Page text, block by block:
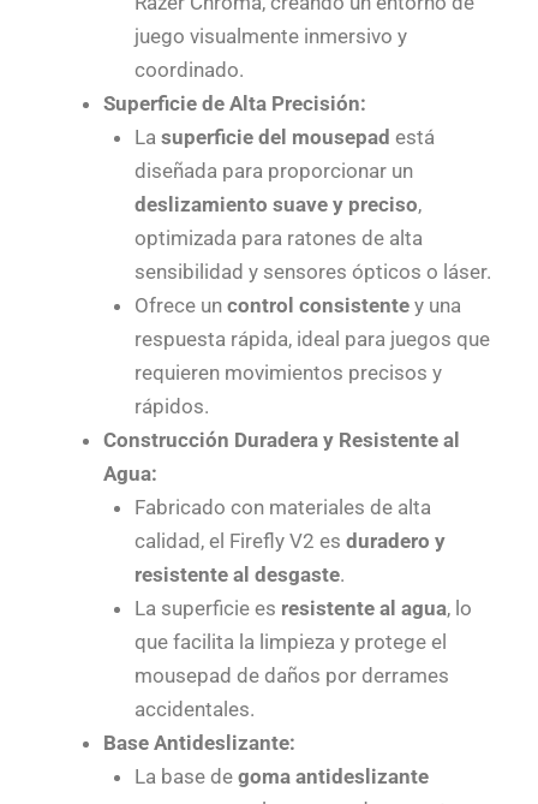
juego visualmente inmersivo y
coordinado.
Superficie de Alta Precisión:
La superficie del mousepad está
diseñada para proporcionar un
deslizamiento suave y preciso,
optimizada para ratones de alta
sensibilidad y sensores ópticos o láser.
Ofrece un control consistentey una
respuesta rápida, ideal para juegos que
requieren movimientos precisos y
rápidos.
Construcción Duradera y Resistente al
Agua:
Fabricado con materiales de alta
calidad, el Firefly V2 es duradero y
resistente al desgaste.
La superficie es resistente al agua, lo
que facilita la limpieza y protege el
mousepad de daños por derrames
accidentales.
Base Antideslizante:
La base de goma antideslizante